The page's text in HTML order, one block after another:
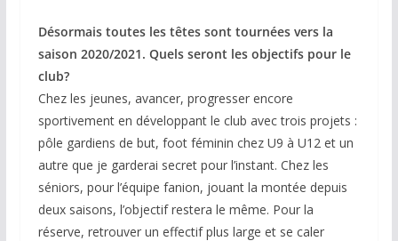
Désormais toutes les têtes sont tournées vers la
saison 2020/2021. Quels seront les objectifs pour le
club?
Chez les jeunes, avancer, progresser encore
sportivement en développant le club avec trois projets :
pôle gardiens de but, foot féminin chez U9 à U12 et un
autre que je garderai secret pour l’instant. Chez les
séniors, pour l’équipe fanion, jouant la montée depuis
deux saisons, l’objectif restera le même. Pour la
réserve, retrouver un effectif plus large et se caler